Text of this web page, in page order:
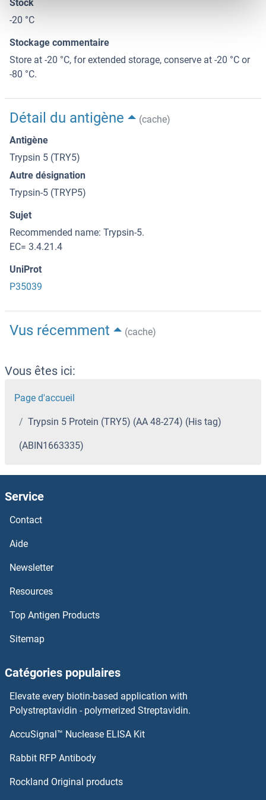
Stock
-20 °C
Stockage commentaire
Store at -20 °C, for extended storage, conserve at -20 °C or
-80 °C.
Détail du antigène
(cache)
Antigène
Trypsin 5 (TRY5)
Autre désignation
Trypsin-5 (TRYP5)
Sujet
Recommended name: Trypsin-5.
EC= 3.4.21.4
UniProt
P35039
Vus récemment (cache)
Vous êtes ici:
Page d'accueil
Trypsin 5 Protein (TRY5) (AA 48-274) (His tag)
(ABIN1663335)
Service
Contact
Aide
Newsletter
Resources
Top Antigen Products
Sitemap
Catégories populaires
Elevate every biotin-based application with
Polystreptavidin - polymerized Streptavidin.
AccuSignal™ Nuclease ELISA Kit
Rabbit RFP Antibody
Rockland Original products